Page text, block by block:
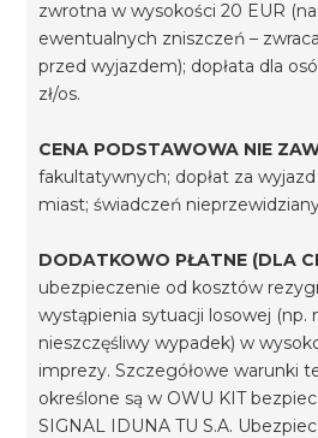
zwrotna w wysokości 20 EUR
ewentualnych zniszczeń –
przed wyjazdem); dopłata dla
zł/os.
CENA PODSTAWOWA NIE
fakultatywnych; dopłat za
miast; świadczeń
DODATKOWO PŁATNE (DLA
ubezpieczenie od kosztów
wystąpienia sytuacji losowej (np.
nieszczęśliwy wypadek) w
imprezy. Szczegółowe warunki
określone są w OWU KIT
SIGNAL IDUNA TU S.A.